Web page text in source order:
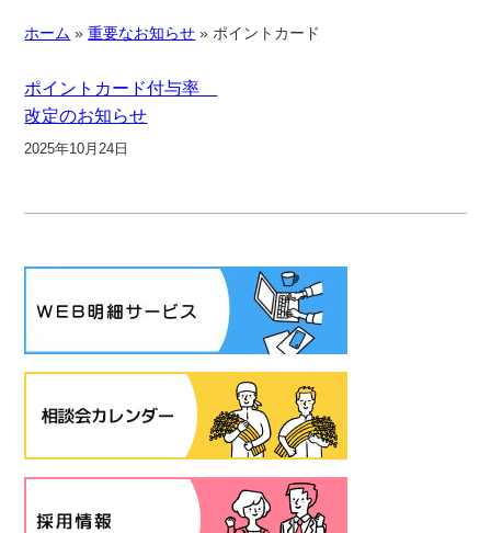
ホーム » 重要なお知らせ » ポイントカード
ポイントカード付与率
改定のお知らせ
2025年10月24日